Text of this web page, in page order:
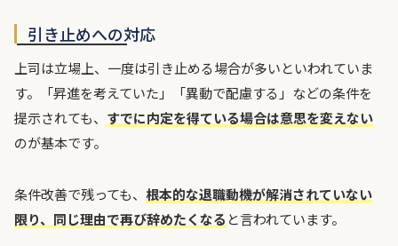
引き止めへの対応
上司は立場上、一度は引き止める場合が多いといわれていま
す。「昇進を考えていた」「異動で配慮する」などの条件を
提示されても、 すでに内定を得ている場合は意思を変えない
のが基本です。
条件改善で残っても、 根本的な退職動機が解消されていない
限り、同じ理由で再び辞めたくなる と言われています。